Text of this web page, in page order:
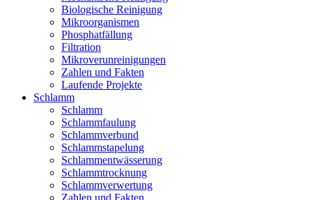
Biologische Reinigung
Mikroorganismen
Phosphatfällung
Filtration
Mikroverunreinigungen
Zahlen und Fakten
Laufende Projekte
Schlamm
Schlamm
Schlammfaulung
Schlammverbund
Schlammstapelung
Schlammentwässerung
Schlammtrocknung
Schlammverwertung
Zahlen und Fakten